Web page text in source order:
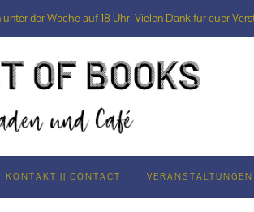
der Woche auf 18 Uhr! Vielen Dank für euer
KONTAKT || CONTACT VERANSTALTUNGEN